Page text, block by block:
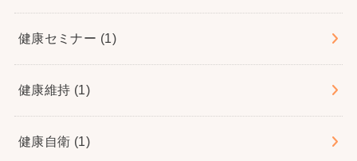
健康セミナー (1)
健康維持 (1)
健康自衛 (1)